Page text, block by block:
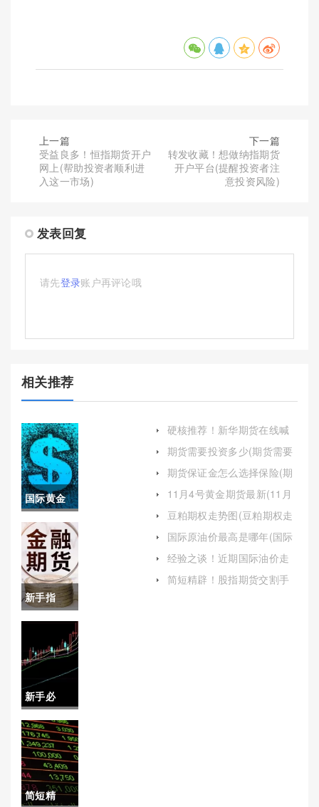
上一篇
受益良多！恒指期货开户
网上(帮助投资者顺利进
入这一市场)
下一篇
转发收藏！想做纳指期货
开户平台(提醒投资者注
意投资风险)
发表回复
请先登录账户再评论哦
相关推荐
国际黄金
是期货还
是股票(国
际黄金是
期货还是
新手指
南！外盘
期货开户
（详细阐
述外盘期
货开户的
相关内
容）
新手必
备！股指
期货交易
模拟盘(优
化自己的
简短精
硬核推荐！新华期货在线喊
间)
期货需要投资多少(期货需要
期货保证金怎么选择保险(期
11月4号黄金期货最新(11月
豆粕期权走势图(豆粕期权走
国际原油价最高是哪年(国际
经验之谈！近期国际油价走
因素)
简短精辟！股指期货交割手